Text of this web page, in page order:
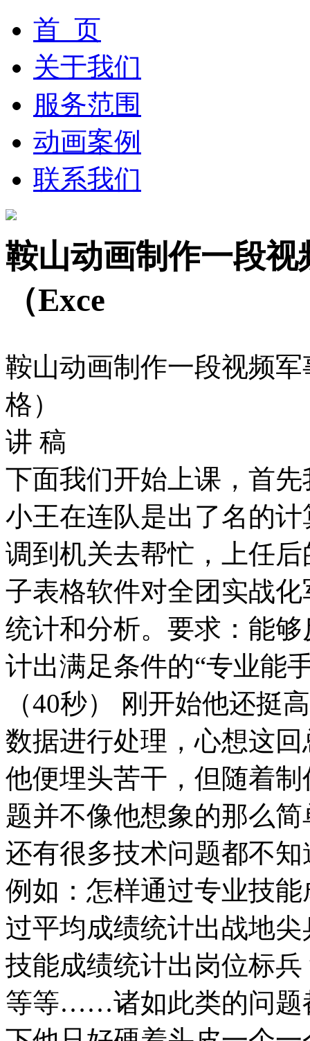
首 页
关于我们
服务范围
动画案例
联系我们
鞍山动画制作一段
（Exce
鞍山动画制作一段视频
格）
讲 稿
下面我们开始上课，首
小王在连队是出了名的
调到机关去帮忙，上任
子表格软件对全团实战
统计和分析。要求：能
计出满足条件的“专业能
（40秒） 刚开始他还挺
数据进行处理，心想这
他便埋头苦干，但随着
题并不像他想象的那么
还有很多技术问题都不
例如：怎样通过专业技
过平均成绩统计出战地
技能成绩统计出岗位标兵
等等……诸如此类的问题